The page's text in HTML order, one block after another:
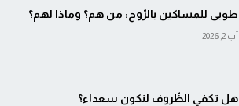
طوبى للمساكين بالرّوح: من هم؟ وماذا لهم؟
آب 2, 2026
هل تكفي الظّروف لنكون سعداء؟